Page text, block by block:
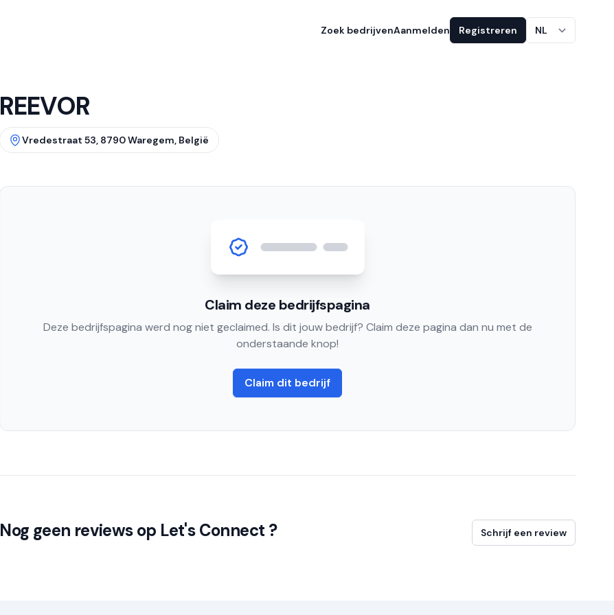
Zoek bedrijvenAanmelden Registreren NL
REEVOR
Vredestraat 53, 8790 Waregem, België
Claim deze bedrijfspagina
Deze bedrijfspagina werd nog niet geclaimed. Is dit jouw bedrijf? Claim deze pagina dan nu met de
onderstaande knop!
Claim dit bedrijf
Nog geen reviews op Let's Connect ? Schrijf een review